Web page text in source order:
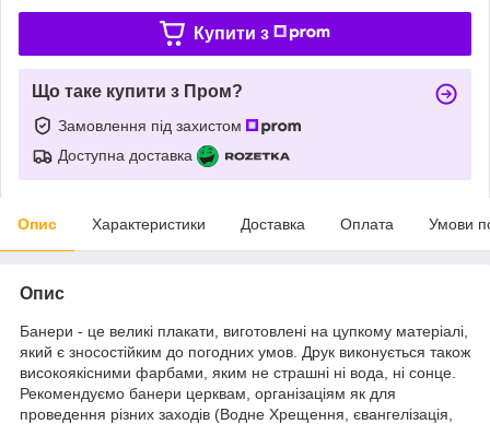
Купити з
Що таке купити з Пром?
Замовлення під захистом
Доступна доставка
Опис Характеристики Доставка Оплата Умови
Опис
Банери - це великі плакати, виготовлені на цупкому матеріалі,
який є зносостійким до погодних умов. Друк виконується також
високоякісними фарбами, яким не страшні ні вода, ні сонце.
Рекомендуємо банери церквам, організаціям як для
проведення різних заходів (Водне Хрещення, євангелізація,